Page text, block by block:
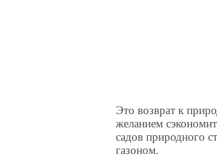
Это возврат к
желанием
садов природного
газоном.